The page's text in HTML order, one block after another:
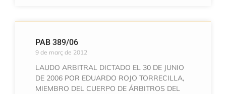
PAB 389/06
9 de març de 2012
LAUDO ARBITRAL DICTADO EL 30 DE JUNIO
DE 2006 POR EDUARDO ROJO TORRECILLA,
MIEMBRO DEL CUERPO DE ÁRBITROS DEL